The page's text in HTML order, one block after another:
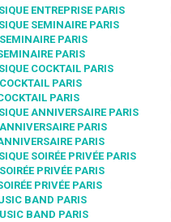
ENTREPRISE PARIS
SEMINAIRE PARIS
PARIS
PARIS
COCKTAIL PARIS
PARIS
PARIS
ANNIVERSAIRE PARIS
PARIS
PARIS
SOIRÉE PRIVÉE PARIS
PRIVÉE PARIS
PRIVÉE PARIS
BAND PARIS
BAND PARIS